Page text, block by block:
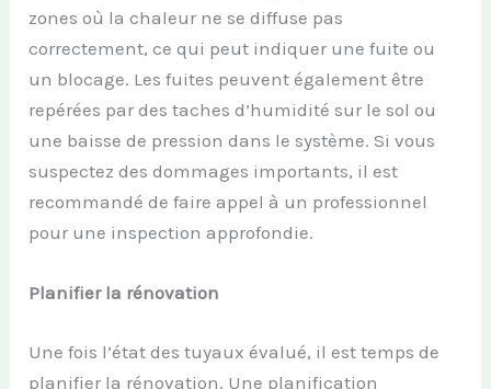
zones où la chaleur ne se diffuse pas
correctement, ce qui peut indiquer une fuite ou
un blocage. Les fuites peuvent également être
repérées par des taches d’humidité sur le sol ou
une baisse de pression dans le système. Si vous
suspectez des dommages importants, il est
recommandé de faire appel à un professionnel
pour une inspection approfondie.
Planifier la rénovation
Une fois l’état des tuyaux évalué, il est temps de
planifier la rénovation. Une planification